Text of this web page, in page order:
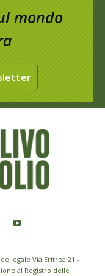
mondo
legale Via Eritrea 21 -
al Registro delle